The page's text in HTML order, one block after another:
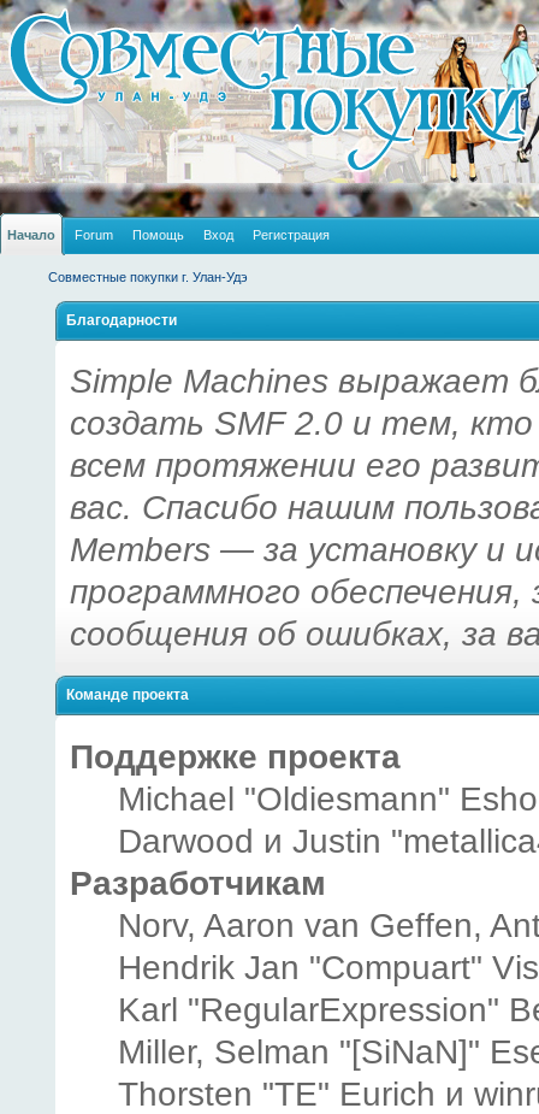
Начало Forum Помощь Вход Регистрация
Совместные покупки г. Улан-Удэ
Благодарности
Simple Machines выражает
создать SMF 2.0 и тем,
всем протяжении его
вас. Спасибо нашим
Members — за установку и
программного
сообщения об ошибках, за
Команде проекта
Поддержке проекта
Michael "Oldiesmann"
Darwood и Justin
Разработчикам
Norv, Aaron van Geffen,
Hendrik Jan "Compuart"
Karl "RegularExpression"
Miller, Selman "[SiNaN]"
Thorsten "TE" Eurich и